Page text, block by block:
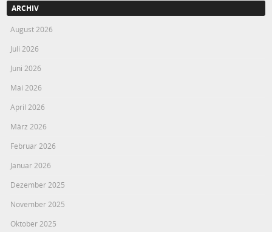
ARCHIV
August 2026
Juli 2026
Juni 2026
Mai 2026
April 2026
März 2026
Februar 2026
Januar 2026
Dezember 2025
November 2025
Oktober 2025